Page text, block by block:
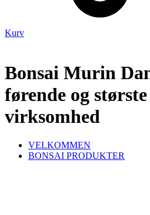
Kurv
Bonsai Murin
førende og
virksomhed
VELKOMMEN
BONSAI PRODUKTER